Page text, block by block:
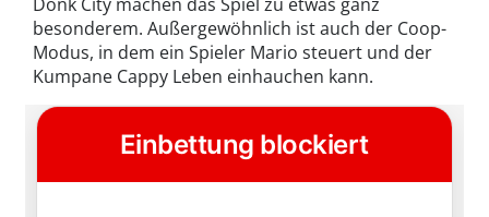
besonderem. Außergewöhnlich ist auch der Coop-
Modus, in dem ein Spieler Mario steuert und der
Kumpane Cappy Leben einhauchen kann.